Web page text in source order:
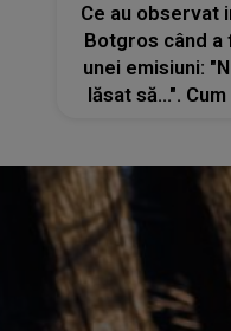
Ce au observat
Botgros când a
unei emisiuni:
lăsat să...".